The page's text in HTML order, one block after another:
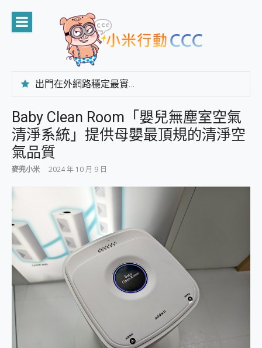
content
出門在外網路穩定最實在 「台灣大哥大」榮獲 4G/5G 在線率全球 NO.3 全台第一與全台六冠王實測心得，走到哪順到哪！
專為 PC上的 XBOX和掌機設計的 FireCuda X1070 SSD 固態硬碟開箱 評測
台灣製攝影機在這裡，100%全無線設計 SpotCam Solo Eco 太陽能防水雲端攝影機 SpotCam Solo 3 2.5K高畫質戶外攝影機 開箱 評測
AI 支付 一錶搞定大小事 Xiaomi Watch 5 開箱 評測
好用的 EaseUS Partition Master 讓您輕鬆的移除與格式化有防寫保護的隨身碟或SD卡
一鍵修復模糊影片、舊照的 AI 好幫手! VideoProc Converter AI 新版全解析 × 年末優惠，一篇全看懂
外型超吸晴~ 給您絕佳操控體驗 GravaStar Mercury K1 系列 異星機械鍵盤與 Mercury X 系列 輕量無線電競滑鼠 開箱 評測
開箱~變身「蜘蛛人」椅子軍師！MSI MPG 491CQP QD-OLED 超寬曲面電競螢幕，多工辦公、爽度滿滿的終極桌面體驗
iPhone 17 系列 有認證的防護來囉！ imos 首家導入 UL MCV 行銷宣告驗證的手機配件品牌
DJI Osmo Pocket 3 爽爽帶回家 歡慶 EaseUS 21 週年到來，「Slogan 海報徵稿活動」好康大放送
寶可夢飛人外掛iToolab AnyGo全新升級，GO Fest 五折優惠嗨翻天！支援 iOS/Android！
Baby Clean Room「嬰兒無塵室空氣
清淨系統」提供母嬰最頂規的清淨空
氣品質
麥兜小米 2024 年 10 月 9 日